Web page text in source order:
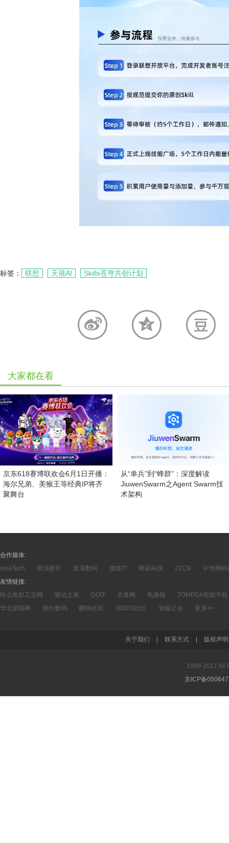
标签： 联想 天禧AI Skills苍穹共创计划
大家都在看
京东618赛博联欢会6月1日开播：
海尔兄弟、美猴王等经典IP将齐
聚舞台
从“单兵”到“蜂群”：深度解读
JiuwenSwarm之Agent Swarm技
术架构
合作媒体:
sinaTech
新浪硬件 新浪数码 搜狐IT 网易科技 21CN
中华网科
友情链接:
咔么电影工业网
驱动之家 DOIT 北青网 电脑报
TOMPDA智能手机
华北新闻网
猫扑数码 樱桃社区 360OS社区 智能公会 更多>>
关于我们 联系方式 版权声明
1999-2017 All
京ICP备